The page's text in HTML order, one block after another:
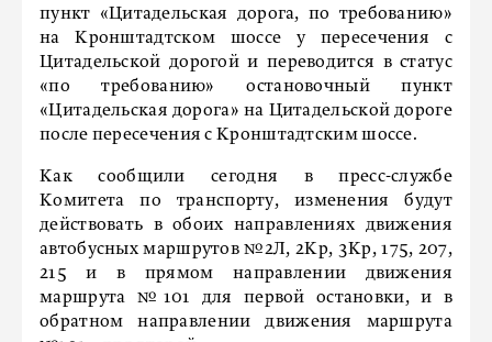
пункт «Цитадельская дорога, по требованию»
на Кронштадтском шоссе у пересечения с
Цитадельской дорогой и переводится в статус
«по требованию» остановочный пункт
«Цитадельская дорога» на Цитадельской дороге
после пересечения с Кронштадтским шоссе.
Как сообщили сегодня в пресс-службе
Комитета по транспорту, изменения будут
действовать в обоих направлениях движения
автобусных маршрутов №2Л, 2Кр, 3Кр, 175, 207,
215 и в прямом направлении движения
маршрута №101 для первой остановки, и в
обратном направлении движения маршрута